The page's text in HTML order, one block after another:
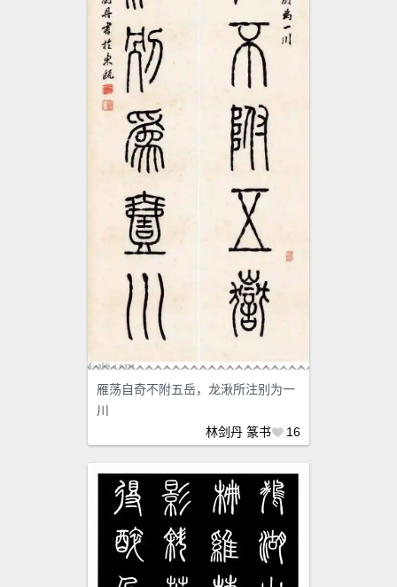
雁荡自奇不附五岳，龙湫所注别为一
川
林剑丹 篆书 16